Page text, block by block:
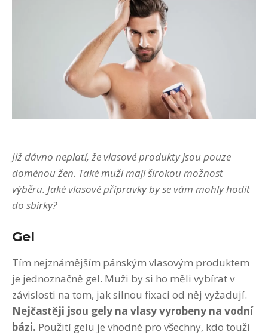
Již dávno neplatí, že vlasové produkty jsou pouze
doménou žen. Také muži mají širokou možnost
výběru. Jaké vlasové přípravky by se vám mohly hodit
do sbírky?
Gel
Tím nejznámějším pánským vlasovým produktem
je jednoznačně gel. Muži by si ho měli vybírat v
závislosti na tom, jak silnou fixaci od něj vyžadují.
Nejčastěji jsou gely na vlasy vyrobeny na vodní
bázi. Použití gelu je vhodné pro všechny, kdo touží